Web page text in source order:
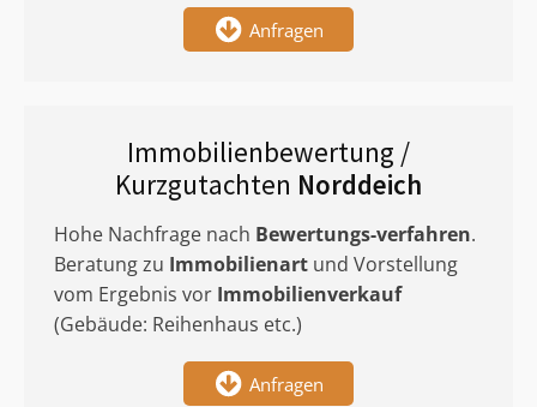
Anfragen
Immobilienbewertung /
Kurzgutachten Norddeich
Hohe Nachfrage nach Bewertungs-verfahren.
Beratung zu Immobilienart und Vorstellung
vom Ergebnis vor Immobilienverkauf
(Gebäude: Reihenhaus etc.)
Anfragen